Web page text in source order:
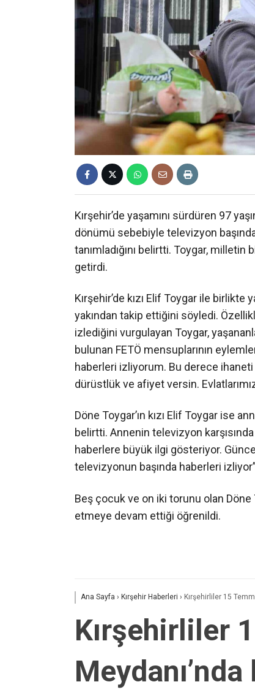
Kırşehir’de yaşamını sürdüren 97
dönümü sebebiyle televizyon
tanımladığını belirtti. Toygar,
getirdi.
Kırşehir’de kızı Elif Toygar ile birlikte
yakından takip ettiğini söyledi.
izlediğini vurgulayan Toygar,
bulunan FETÖ mensuplarının
haberleri izliyorum. Bu derece
dürüstlük ve afiyet versin.
Döne Toygar’ın kızı Elif Toygar ise
belirtti. Annenin televizyon
haberlere büyük ilgi gösteriyor.
televizyonun başında haberleri
Beş çocuk ve on iki torunu olan Döne
etmeye devam ettiği öğrenildi.
Ana Sayfa › Kırşehir Haberleri › Kırşehirliler 15
Kırşehirliler